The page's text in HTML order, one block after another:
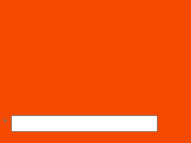
*